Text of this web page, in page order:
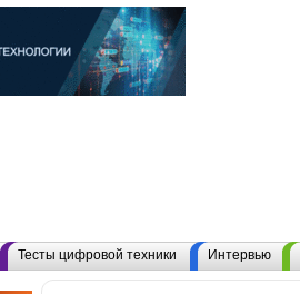
Тесты цифровой техники Интервью